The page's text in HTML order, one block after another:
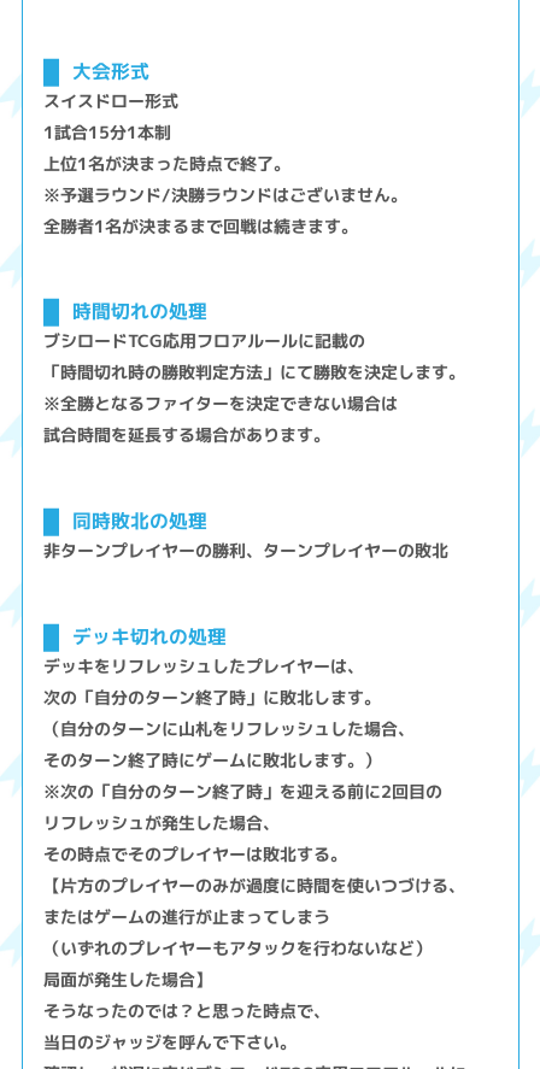
大会形式
スイスドロー形式
1試合15分1本制
上位1名が決まった時点で終了。
※予選ラウンド/決勝ラウンドはございません。
全勝者1名が決まるまで回戦は続きます。
時間切れの処理
ブシロードTCG応用フロアルールに記載の
「時間切れ時の勝敗判定方法」にて勝敗を決定します。
※全勝となるファイターを決定できない場合は
試合時間を延長する場合があります。
同時敗北の処理
非ターンプレイヤーの勝利、ターンプレイヤーの敗北
デッキ切れの処理
デッキをリフレッシュしたプレイヤーは、
次の「自分のターン終了時」に敗北します。
（自分のターンに山札をリフレッシュした場合、
そのターン終了時にゲームに敗北します。）
※次の「自分のターン終了時」を迎える前に2回目の
リフレッシュが発生した場合、
その時点でそのプレイヤーは敗北する。
【片方のプレイヤーのみが過度に時間を使いつづける、
またはゲームの進行が止まってしまう
（いずれのプレイヤーもアタックを行わないなど）
局面が発生した場合】
そうなったのでは？と思った時点で、
当日のジャッジを呼んで下さい。